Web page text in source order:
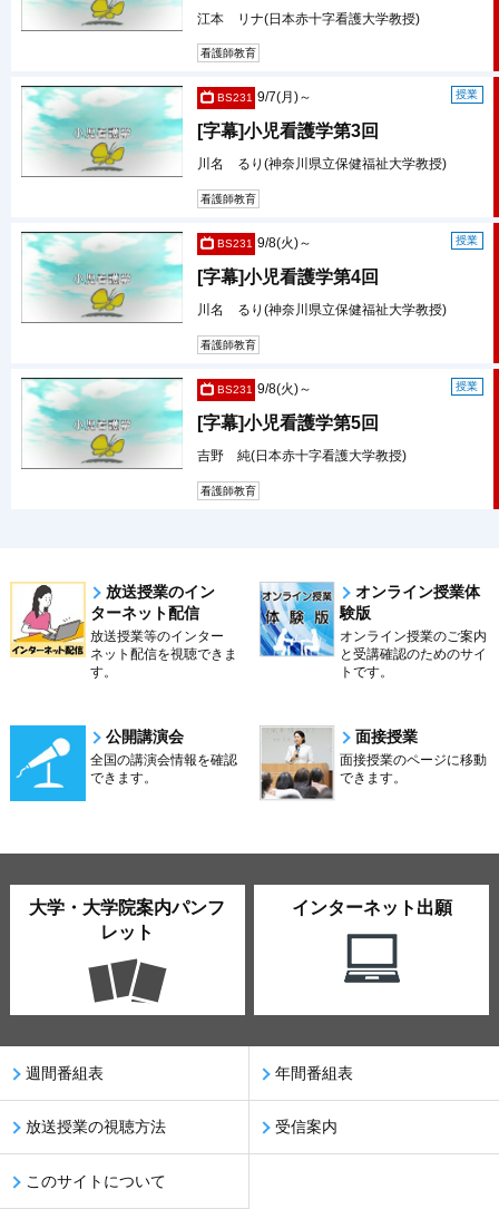
江本 リナ(日本赤十字看護大学教授)
看護師教育
BS231 授業
9/7(月)～
[字幕]小児看護学第3回
川名 るり(神奈川県立保健福祉大学教授)
看護師教育
BS231 授業
9/8(火)～
[字幕]小児看護学第4回
川名 るり(神奈川県立保健福祉大学教授)
看護師教育
BS231 授業
9/8(火)～
[字幕]小児看護学第5回
吉野 純(日本赤十字看護大学教授)
看護師教育
放送授業のイン
ターネット配信
放送授業等のインター
ネット配信を視聴できま
す。
オンライン授業体
験版
オンライン授業のご案内
と受講確認のためのサイ
トです。
公開講演会
全国の講演会情報を確認
できます。
面接授業
面接授業のページに移動
できます。
大学・大学院案内パンフ
レット
インターネット出願
週間番組表 年間番組表
放送授業の視聴方法 受信案内
このサイトについて